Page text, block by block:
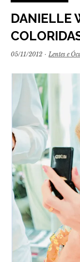
DANIELLE
05/11/2012 · Lentes e